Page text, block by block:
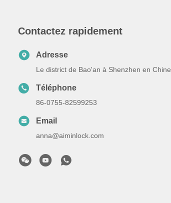
Contactez rapidement
Adresse
Le district de Bao'an à Shenzhen en Chine.
Téléphone
86-0755-82599253
Email
anna@aiminlock.com